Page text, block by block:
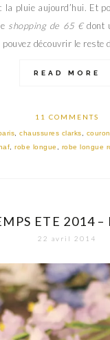
la pluie aujourd’hui. Et
shopping de 65 €dont
découvrir le reste
READ MORE
11 COMMENTS
,chaussures clarks
,robe longue robe longue
ETE 2014
22 avril 2014